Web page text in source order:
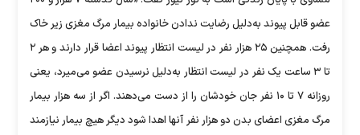
عضو قابل پیوند به‌دلیل رضایت ندادن خانواده بیمار مرگ مغزی زیر خاک
رفت. همچنین ۲۵ هزار نفر در لیست انتظار پیوند اعضا قرار دارند و هر ۲
تا ۳ ساعت یک نفر در لیست انتظار به‌دلیل نرسیدن عضو می‌میرد، یعنی
روزانه ۷ تا ۱۰ نفر جان خودشان را از دست می‌دهند. اگر از سه هزار بیمار
مرگ مغزی اعضای بدن دو هزار نفر آنها اهدا شود دیگر هیچ بیمار نیازمند